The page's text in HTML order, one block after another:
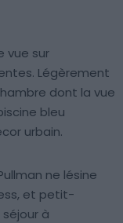
vue sur
Légèrement
dont la vue
bleu
urbain.
ne lésine
et petit-
à